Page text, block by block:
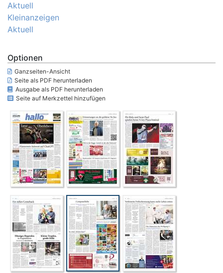
Aktuell
Kleinanzeigen
Aktuell
Optionen
Ganzseiten-Ansicht
Seite als PDF herunterladen
Ausgabe als PDF herunterladen
Seite auf Merkzettel hinzufügen